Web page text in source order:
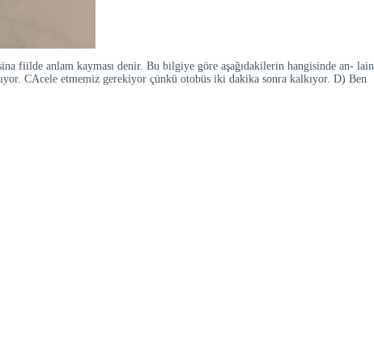
fiilde anlam kayması denir. Bu bilgiye göre aşağıdakilerin hangisinde an- lain
CAcele etmemiz gerekiyor çünkü otobüs iki dakika sonra kalkıyor. D) Ben